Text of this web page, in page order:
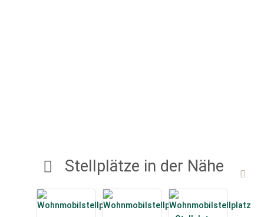
Stellplätze in der Nähe